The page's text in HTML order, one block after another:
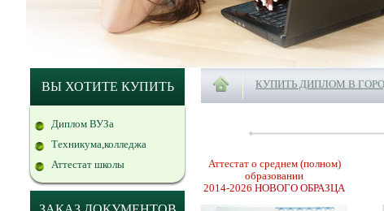
ВЫ ХОТИТЕ КУПИТЬ
Диплом ВУЗа
Техникума,колледжа
Аттестат школы
КУПИТЬ ДИПЛОМ В
Аттестат о среднем (полном)
образовании
2014-2026 НОВОГО ОБРАЗЦА